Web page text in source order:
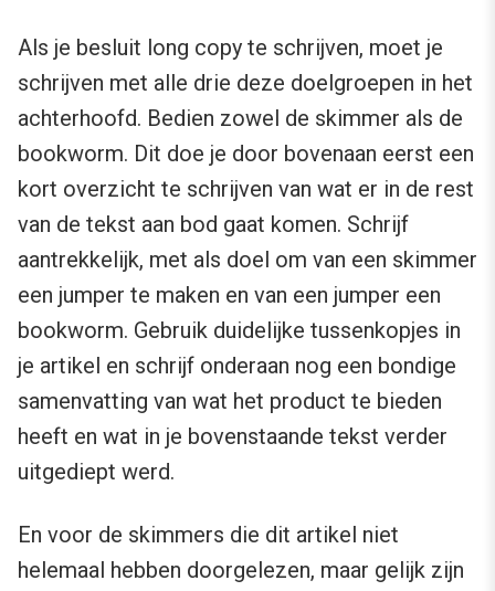
Als je besluit long copy te schrijven, moet je
schrijven met alle drie deze doelgroepen in het
achterhoofd. Bedien zowel de skimmer als de
bookworm. Dit doe je door bovenaan eerst een
kort overzicht te schrijven van wat er in de rest
van de tekst aan bod gaat komen. Schrijf
aantrekkelijk, met als doel om van een skimmer
een jumper te maken en van een jumper een
bookworm. Gebruik duidelijke tussenkopjes in
je artikel en schrijf onderaan nog een bondige
samenvatting van wat het product te bieden
heeft en wat in je bovenstaande tekst verder
uitgediept werd.
En voor de skimmers die dit artikel niet
helemaal hebben doorgelezen, maar gelijk zijn